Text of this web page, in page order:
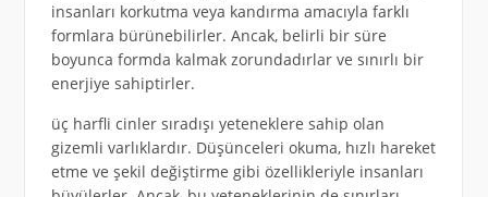
insanları korkutma veya kandırma amacıyla farklı
formlara bürünebilirler. Ancak, belirli bir süre
boyunca formda kalmak zorundadırlar ve sınırlı bir
enerjiye sahiptirler.
üç harfli cinler sıradışı yeteneklere sahip olan
gizemli varlıklardır. Düşünceleri okuma, hızlı hareket
etme ve şekil değiştirme gibi özellikleriyle insanları